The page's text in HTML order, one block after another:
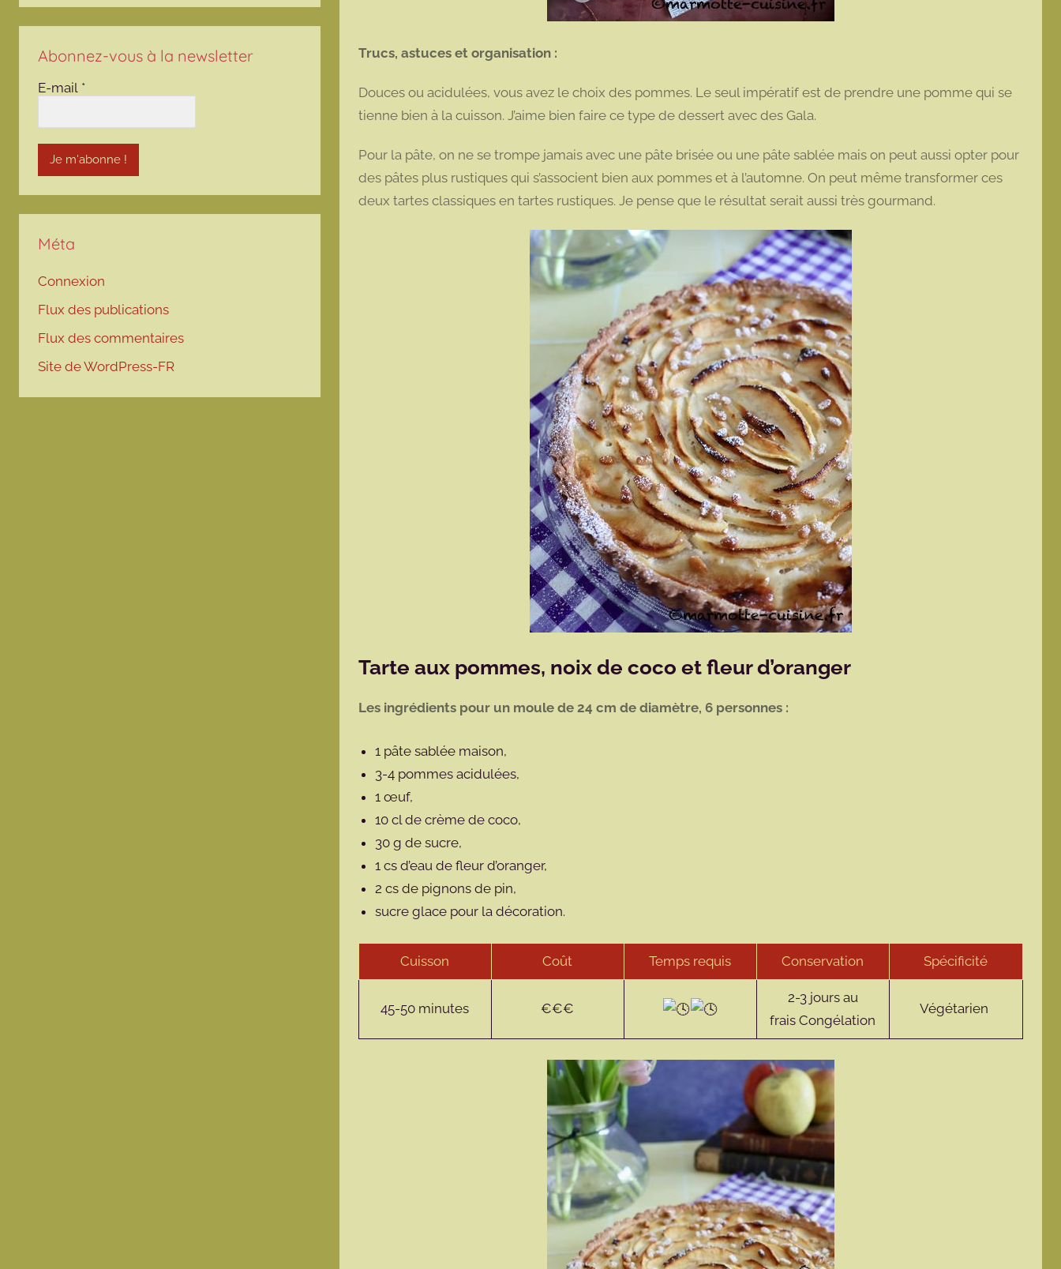
Trucs, astuces et organisation :
Douces ou acidulées, vous avez le choix des pommes. Le seul impératif est de prendre une pomme qui se
tienne bien à la cuisson. J’aime bien faire ce type de dessert avec des Gala.
Pour la pâte, on ne se trompe jamais avec une pâte brisée ou une pâte sablée mais on peut aussi opter pour
des pâtes plus rustiques qui s’associent bien aux pommes et à l’automne. On peut même transformer ces
deux tartes classiques en tartes rustiques. Je pense que le résultat serait aussi très gourmand.
Tarte aux pommes, noix de coco et fleur d’oranger
Les ingrédients pour un moule de 24 cm de diamètre, 6 personnes :
1 pâte sablée maison,
3-4 pommes acidulées,
1 œuf,
10 cl de crème de coco,
30 g de sucre,
1 cs d’eau de fleur d’oranger,
2 cs de pignons de pin,
sucre glace pour la décoration.
Cuisson Coût Temps requis Conservation Spécificité
45-50 minutes €€€
2-3 jours au
frais Congélation
Végétarien
Abonnez-vous à la newsletter
E-mail *
Méta
Connexion
Flux des publications
Flux des commentaires
Site de WordPress-FR